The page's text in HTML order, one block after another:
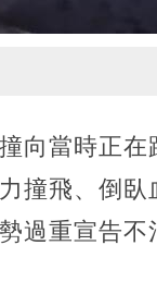
向當時正
撞飛、倒
過重宣告不